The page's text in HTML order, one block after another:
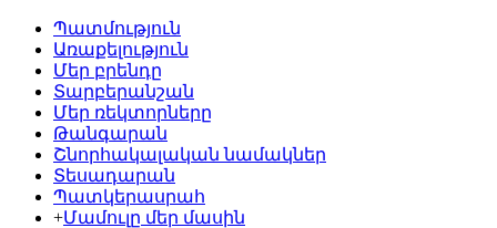
Պատմություն
Առաքելություն
Մեր բրենդը
Տարբերանշան
Մեր ռեկտորները
Թանգարան
Շնորհակալական նամակներ
Տեսադարան
Պատկերասրահ
+Մամուլը մեր մասին